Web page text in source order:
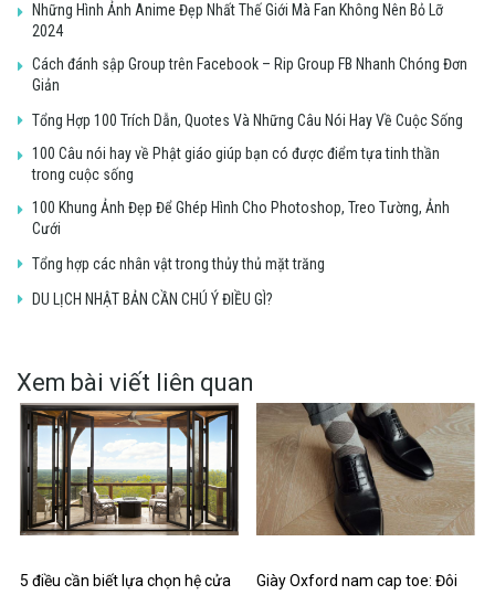
Những Hình Ảnh Anime Đẹp Nhất Thế Giới Mà Fan Không Nên Bỏ Lỡ
2024
Cách đánh sập Group trên Facebook – Rip Group FB Nhanh Chóng Đơn
Giản
Tổng Hợp 100 Trích Dẫn, Quotes Và Những Câu Nói Hay Về Cuộc Sống
100 Câu nói hay về Phật giáo giúp bạn có được điểm tựa tinh thần
trong cuộc sống
100 Khung Ảnh Đẹp Để Ghép Hình Cho Photoshop, Treo Tường, Ảnh
Cưới
Tổng hợp các nhân vật trong thủy thủ mặt trăng
DU LỊCH NHẬT BẢN CẦN CHÚ Ý ĐIỀU GÌ?
Xem bài viết liên quan
5 điều cần biết lựa chọn hệ cửa
Giày Oxford nam cap toe: Đôi